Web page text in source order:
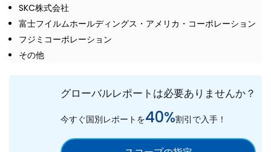
SKC株式会社
富士フイルムホールディングス・アメリカ・コーポレーション
フジミコーポレーション
その他
グローバルレポートは必要ありませんか？
今すぐ国別レポートを40%割引で入手！